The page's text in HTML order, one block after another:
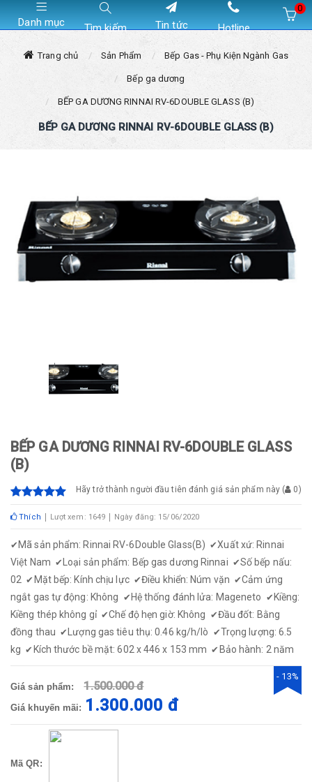
Danh mục Tìm kiếm Tin tức Hotline
0
Trang chủ Sản Phẩm Bếp Gas - Phụ Kiện Ngành Gas
Bếp ga dương
BẾP GA DƯƠNG RINNAI RV-6DOUBLE GLASS (B)
BẾP GA DƯƠNG RINNAI RV-6DOUBLE GLASS (B)
BẾP GA DƯƠNG RINNAI RV-6DOUBLE GLASS
(B)
Hãy trở thành người đầu tiên đánh giá sản phẩm này ( 0)
Thích Lượt xem: 1649 Ngày đăng: 15/06/2020
✔ Mã sản phẩm: Rinnai RV-6Double Glass(B) ✔Xuất xứ: Rinnai
Việt Nam ✔ Loại sản phẩm: Bếp gas dương Rinnai ✔Số bếp nấu:
02 ✔ Mặt bếp: Kính chịu lực ✔Điều khiển: Núm vặn ✔Cảm ứng
ngắt gas tự động: Không ✔ Hệ thống đánh lửa: Mageneto ✔ Kiềng:
Kiềng thép không gỉ ✔Chế độ hẹn giờ: Không ✔Đầu đốt: Bằng
đồng thau ✔ Lượng gas tiêu thụ: 0.46 kg/h/lò ✔Trọng lượng: 6.5
kg ✔ Kích thước bề mặt: 602 x 446 x 153 mm ✔ Bảo hành: 2 năm
Giá sản phẩm: 1.500.000 đ
Giá khuyến mãi: 1.300.000 đ
- 13%
Mã QR: